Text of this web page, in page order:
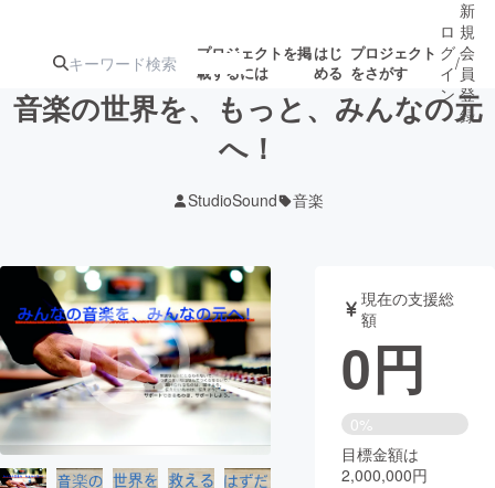
プロジェクトを掲
載するには
はじ
める
プロジェクト
をさがす
ジェクト
募集終了が近いプ
ロジェクト
アート・写真 音楽
テクノロジー・ガジェット ゲーム・サ
映像・映画 書籍・雑誌
ビジネス・起業 チャレンジ
ロ
グ
イ
ン
/
新
規
会
員
登
録
音楽の世界を、もっと、みんなの元
へ！
StudioSound 音楽
現在の支援総
額
0円
0%
目標金額は
2,000,000円